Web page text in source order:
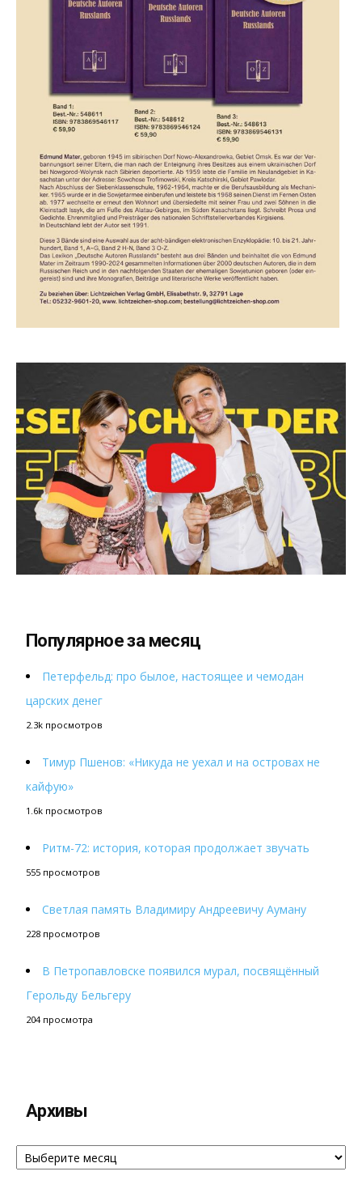
Популярное за месяц
Петерфельд: про былое, настоящее и чемодан
царских денег
2.3k просмотров
Тимур Пшенов: «Никуда не уехал и на островах не
кайфую»
1.6k просмотров
Ритм-72: история, которая продолжает звучать
555 просмотров
Светлая память Владимиру Андреевичу Ауману
228 просмотров
В Петропавловске появился мурал, посвящённый
Герольду Бельгеру
204 просмотра
Архивы
Архивы